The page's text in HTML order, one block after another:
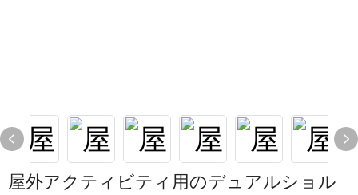
屋外アクティビティ用のデュアルショル